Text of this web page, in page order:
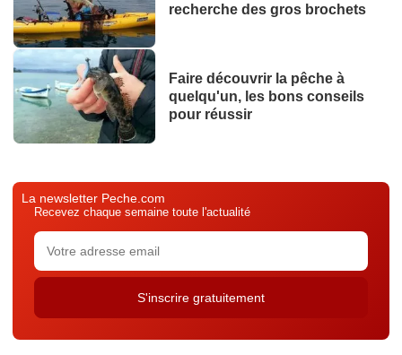
recherche des gros brochets
Faire découvrir la pêche à
quelqu'un, les bons conseils
pour réussir
La newsletter Peche.com
Recevez chaque semaine toute l'actualité